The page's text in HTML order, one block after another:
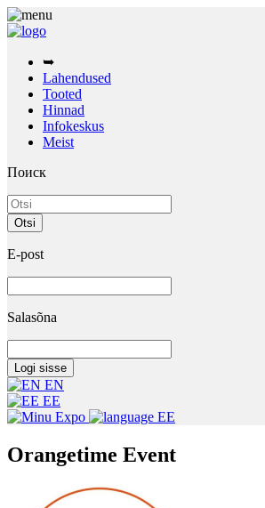
➥
Lahendused
Tooted
Hinnad
Infokeskus
Meist
Поиск
E-post
Salasõna
EN
EE
EE
Orangetime Event